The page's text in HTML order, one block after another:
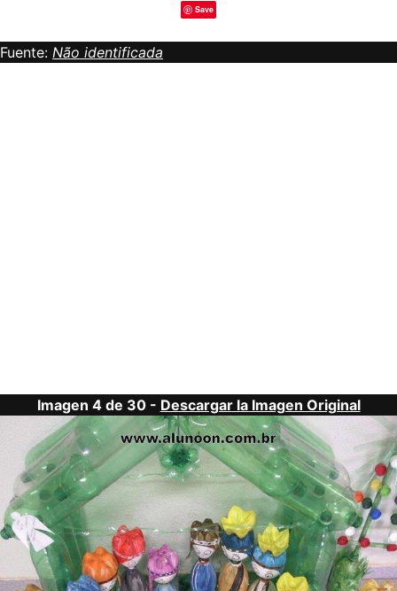
Save
Fuente: Não identificada
Imagen 4 de 30 - Descargar la Imagen Original